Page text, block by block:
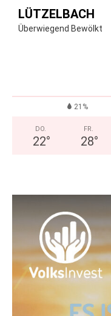
LÜTZELBACH
Überwiegend Bewölkt
21%
DO.
22°
FR.
28°